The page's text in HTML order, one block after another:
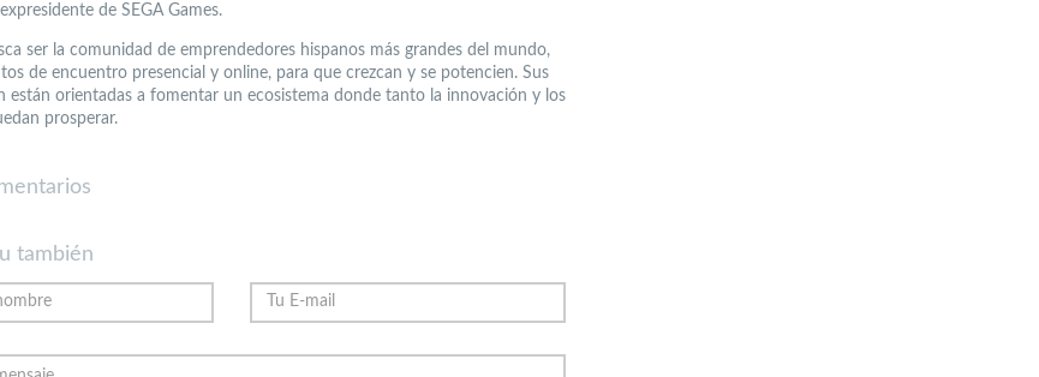
de SEGA Games.
ser la comunidad de emprendedores hispanos más grandes del mundo,
de encuentro presencial y online, para que crezcan y se potencien. Sus
están orientadas a fomentar un ecosistema donde tanto la innovación y los
prosperar.
también